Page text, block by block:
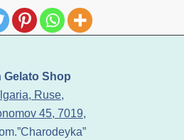
Gelato Shop
Ruse,
45, 7019,